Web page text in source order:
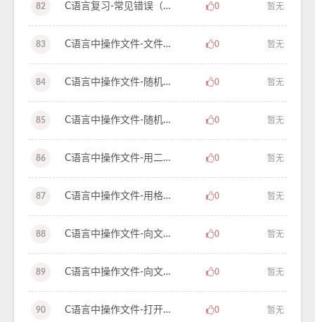
82 C语言复习-常见错误（上）-学习笔记-68 0 暂无
83 C语言中操作文件-文件读写的出错检测-学习笔记-67 0 暂无
84 C语言中操作文件-随机读写数据文件（下）-学习笔记-66 0 暂无
85 C语言中操作文件-随机读写数据文件（上）-学习笔记-65 0 暂无
86 C语言中操作文件-用二进制的方式读写文件-学习笔记-64 0 暂无
87 C语言中操作文件-用格式化的方式读写文件-学习笔记-63 0 暂无
88 C语言中操作文件-向文件读写一个字符串-学习笔记-62 0 暂无
89 C语言中操作文件-向文件写入字符-学习笔记-61 0 暂无
90 C语言中操作文件-打开和关闭数据文件-学习笔记-60 0 暂无